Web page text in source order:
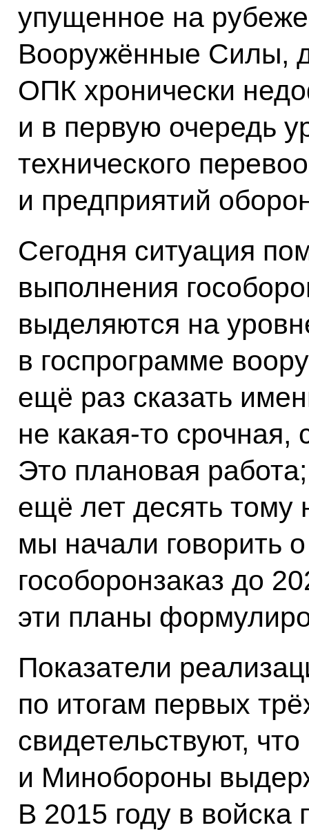
упущенное на
Вооружённые Силы,
ОПК хронически
и в первую очередь
технического
и предприятий
Сегодня ситуация
выполнения
выделяются на
в госпрограмме
ещё раз сказать
не какая‑то
Это плановая
ещё лет десять тому
мы начали говорить
гособоронзаказ до
эти планы
Показатели
по итогам первых
свидетельствуют,
и Минобороны
В 2015 году в войска